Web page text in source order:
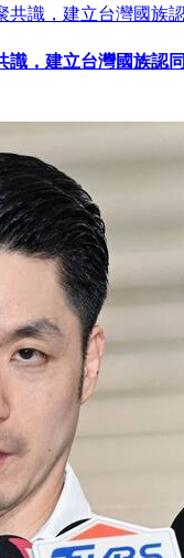
識，建立台灣國族認同